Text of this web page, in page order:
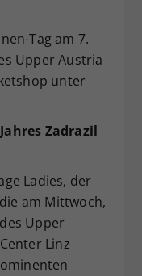
Tag am 7.
Upper Austria
unter
Zadrazil
Ladies, der
am Mittwoch,
Upper
Linz